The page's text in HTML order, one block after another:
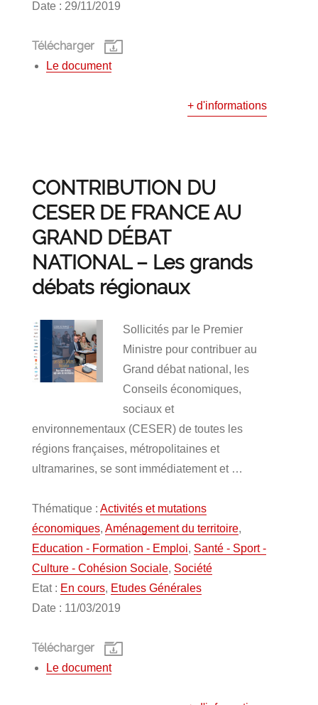
Date : 29/11/2019
Télécharger
Le document
+ d'informations
CONTRIBUTION DU
CESER DE FRANCE AU
GRAND DÉBAT
NATIONAL – Les grands
débats régionaux
Sollicités par le Premier
Ministre pour contribuer au
Grand débat national, les
Conseils économiques,
sociaux et
environnementaux (CESER) de toutes les
régions françaises, métropolitaines et
ultramarines, se sont immédiatement et …
Thématique : Activités et mutations
économiques, Aménagement du territoire,
Education - Formation - Emploi, Santé - Sport -
Culture - Cohésion Sociale, Société
Etat : En cours, Etudes Générales
Date : 11/03/2019
Télécharger
Le document